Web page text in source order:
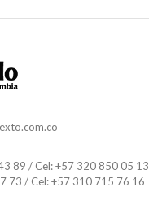
89 / Cel: +57 320 850 05 13
73 / Cel: +57 310 715 76 16